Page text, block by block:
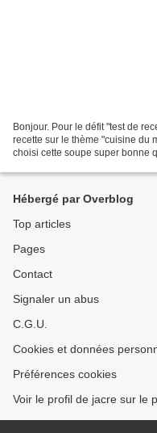
Bonjour. Pour le défit "test de
recette sur le thème "cuisine du
choisi cette soupe super bonne
Hébergé par Overblog
Top articles
Pages
Contact
Signaler un abus
C.G.U.
Cookies et données
Préférences cookies
Voir le profil de jacre sur le